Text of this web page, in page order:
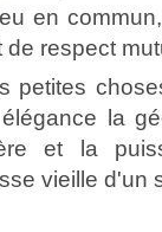
en
de respect
petites
la
et la
vieille d'un